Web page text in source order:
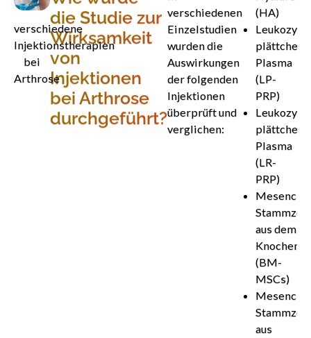
verschiedene
Injektionstherapien
bei
Arthrose
die Studie zur
Wirksamkeit
von
Injektionen
bei Arthrose
durchgeführt?
verschiedenen
Einzelstudien
wurden die
Auswirkungen
der folgenden
Injektionen
überprüft und
verglichen:
(HA)
Plasma
(LP-
PRP)
Plasma
(LR-
PRP)
aus dem
(BM-
MSCs)
aus